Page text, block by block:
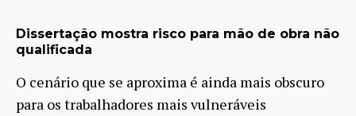
Dissertação mostra risco para mão de obra não
qualificada
O cenário que se aproxima é ainda mais obscuro
para os trabalhadores mais vulneráveis